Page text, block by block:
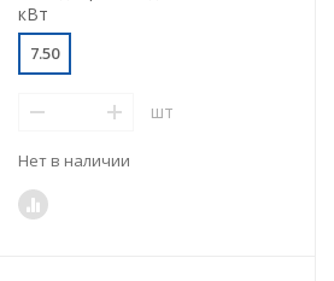
кВт
7.50
шт
Нет в наличии